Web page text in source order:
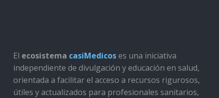
El ecosistema casiMedicoses una iniciativa
independiente de divulgación y educación en salud,
orientada a facilitar el acceso a recursos rigurosos,
útiles y actualizados para profesionales sanitarios,